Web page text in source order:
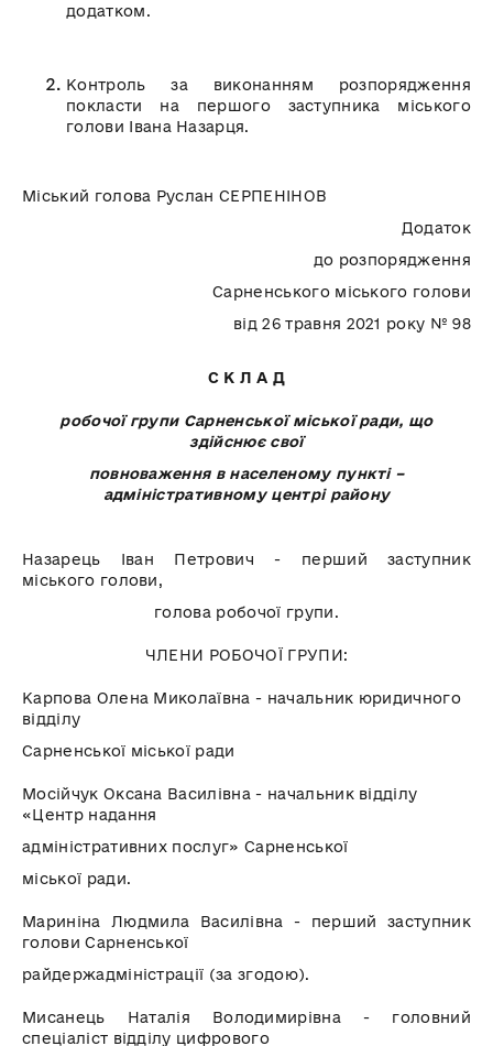
додатком.
Контроль за виконанням розпорядження
покласти на першого заступника міського
голови Івана Назарця.
Міський голова Руслан СЕРПЕНІНОВ
Додаток
до розпорядження
Сарненського міського голови
від 26 травня 2021 року № 98
С К Л А Д
робочої групи Сарненської міської ради, що
здійснює свої
повноваження в населеному пункті –
адміністративному центрі району
Назарець Іван Петрович - перший заступник
міського голови,
голова робочої групи.
ЧЛЕНИ РОБОЧОЇ ГРУПИ:
Карпова Олена Миколаївна - начальник юридичного
відділу
Сарненської міської ради
Мосійчук Оксана Василівна - начальник відділу
«Центр надання
адміністративних послуг» Сарненської
міської ради.
Мариніна Людмила Василівна - перший заступник
голови Сарненської
райдержадміністрації (за згодою).
Мисанець Наталія Володимирівна - головний
спеціаліст відділу цифрового